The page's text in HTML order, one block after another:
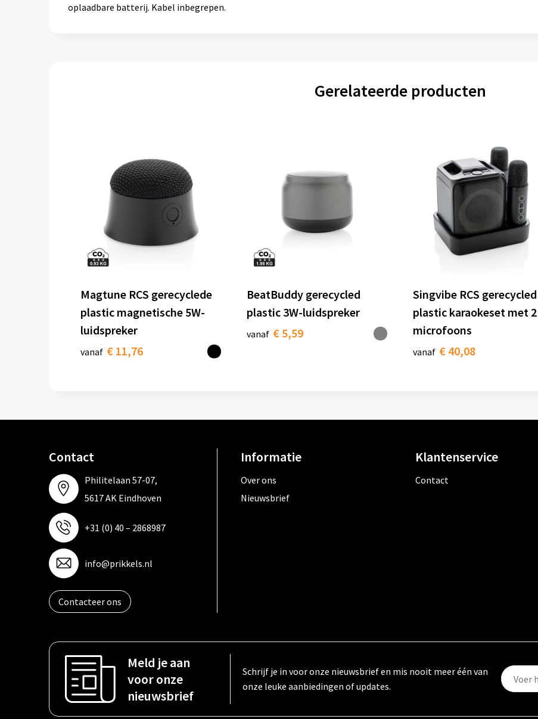
oplaadbare batterij. Kabel inbegrepen.
Gerelateerde producten
Magtune RCS gerecyclede
plastic magnetische 5W-
luidspreker
vanaf € 11,76
BeatBuddy gerecycled
plastic 3W-luidspreker
vanaf € 5,59
Singvibe RCS gerecycled
plastic karaokeset met 2
microfoons
vanaf € 40,08
Contact
Philitelaan 57-07,
5617 AK Eindhoven
+31 (0) 40 – 2868987
info@prikkels.nl
Contacteer ons
Informatie
Over ons
Nieuwsbrief
Klantenservice
Contact
Meld je aan
voor onze
nieuwsbrief
Schrijf je in voor onze nieuwsbrief en mis nooit meer één van
onze leuke aanbiedingen of updates.